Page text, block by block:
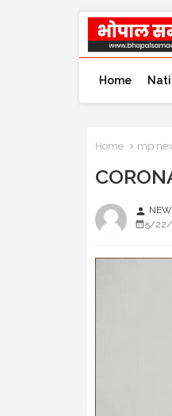
Home
Home mp
person
5/22/